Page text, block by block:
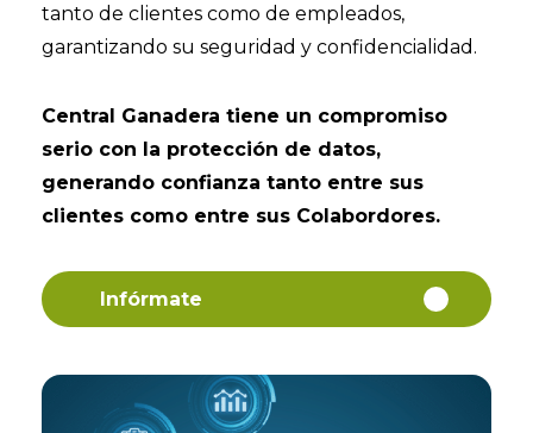
tanto de clientes como de empleados,
garantizando su seguridad y confidencialidad.
Central Ganadera tiene un compromiso
serio con la protección de datos,
generando confianza tanto entre sus
clientes como entre sus Colabordores.
Infórmate